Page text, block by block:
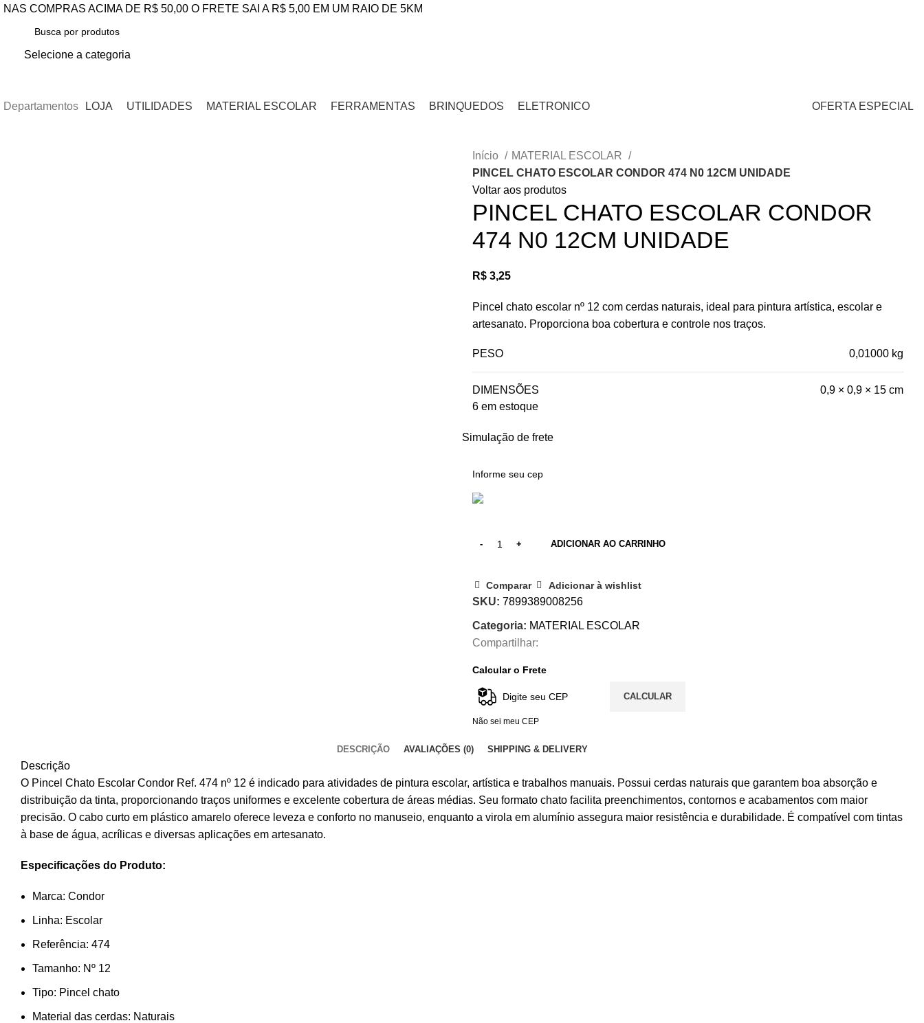
NAS COMPRAS ACIMA DE R$ 50,00 O FRETE SAI A R$ 5,00 EM UM RAIO DE 5KM
Selecione a categoria
Departamentos LOJA UTILIDADES MATERIAL ESCOLAR FERRAMENTAS BRINQUEDOS ELETRONICO OFERTA ESPECIAL
Início
MATERIAL ESCOLAR
PINCEL CHATO ESCOLAR CONDOR 474 N0 12CM UNIDADE
Voltar aos produtos
PINCEL CHATO ESCOLAR CONDOR
474 N0 12CM UNIDADE
R$ 3,25
Pincel chato escolar nº 12 com cerdas naturais, ideal para pintura artística, escolar e
artesanato. Proporciona boa cobertura e controle nos traços.
PESO 0,01000 kg
DIMENSÕES
0,9 × 0,9 × 15 cm
6 em estoque
Simulação de frete
ADICIONAR AO CARRINHO
Comparar Adicionar à wishlist
SKU: 7899389008256
Categoria: MATERIAL ESCOLAR
Compartilhar:
Calcular o Frete
CALCULAR
Não sei meu CEP
DESCRIÇÃO AVALIAÇÕES (0) SHIPPING & DELIVERY
Descrição
O Pincel Chato Escolar Condor Ref. 474 nº 12 é indicado para atividades de pintura escolar, artística e trabalhos manuais. Possui cerdas naturais que garantem boa absorção e
distribuição da tinta, proporcionando traços uniformes e excelente cobertura de áreas médias. Seu formato chato facilita preenchimentos, contornos e acabamentos com maior
precisão. O cabo curto em plástico amarelo oferece leveza e conforto no manuseio, enquanto a virola em alumínio assegura maior resistência e durabilidade. É compatível com tintas
à base de água, acrílicas e diversas aplicações em artesanato.
Especificações do Produto:
Marca: Condor
Linha: Escolar
Referência: 474
Tamanho: Nº 12
Tipo: Pincel chato
Material das cerdas: Naturais